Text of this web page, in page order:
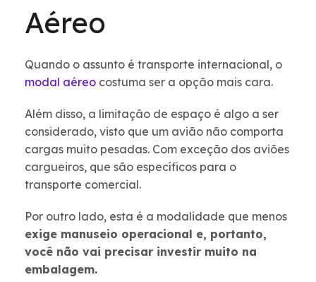
Aéreo
Quando o assunto é transporte internacional, o
modal aéreo costuma ser a opção mais cara.
Além disso, a limitação de espaço é algo a ser
considerado, visto que um avião não comporta
cargas muito pesadas. Com exceção dos aviões
cargueiros, que são específicos para o
transporte comercial.
Por outro lado, esta é a modalidade que menos
exige manuseio operacional e, portanto,
você não vai precisar investir muito na
embalagem.